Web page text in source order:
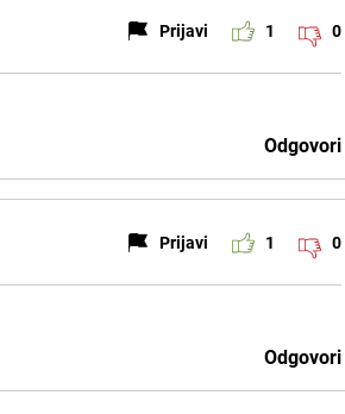
Prijavi 1 0
Odgovori
Prijavi 1 0
Odgovori